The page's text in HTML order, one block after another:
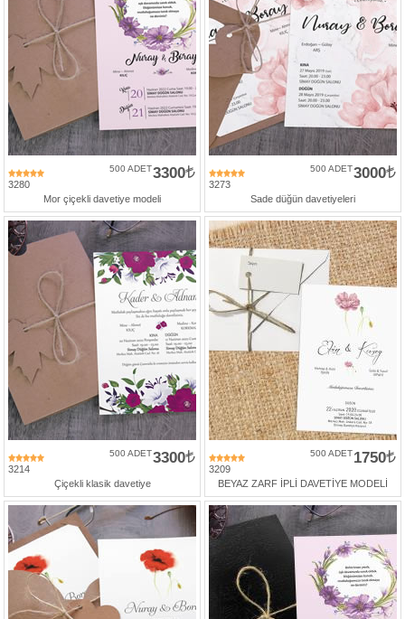
3280
3300
500 ADET
Mor çiçekli davetiye modeli
3273
3000
500 ADET
Sade düğün davetiyeleri
3214
3300
500 ADET
Çiçekli klasik davetiye
3209
1750
500 ADET
BEYAZ ZARF İPLİ DAVETİYE MODELİ